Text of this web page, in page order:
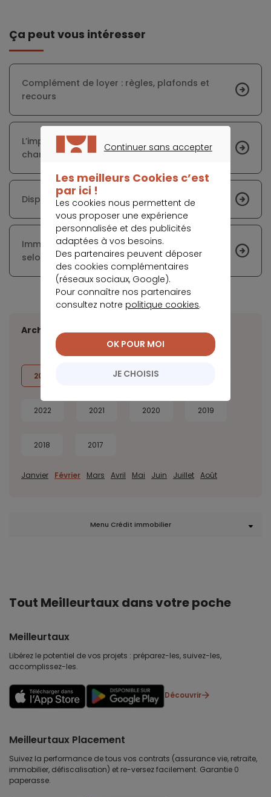
Ça peut vous intéresser
Complément de loyer : règles, plafonds et
recours
L’impact des nouvelles règles sociales sur les
charges des locations meublées
Dispositif Jeanbrun : dates, durée et gain fiscal
Immobilier : acheter avec 100 000 à 300 000 €
selon la ville
Archives
2026 2024
2022 2021 2020 2019
2018 2017
Janvier Février Mars Avril Mai Juin Juillet Août
Menu Crédit immobilier
Tout Meilleurtaux dans votre poche
Meilleurtaux
Libérez le potentiel de vos projets : préparez-les, suivez-les,
accomplissez-les.
Découvrir
Meilleurtaux Placement
Suivez la performance de tous vos contrats (assurance vie, retraite,
immobilier, défiscalisation) et re-versez facilement. Garantie 0
paperasse.
Continuer sans accepter
Les meilleurs Cookies c’est
par ici !
Les cookies nous permettent de
vous proposer une expérience
personnalisée et des publicités
adaptées à vos besoins.
Des partenaires peuvent déposer
des cookies complémentaires
(réseaux sociaux, Google).
Pour connaître nos partenaires
consultez notre politique cookies.
JE CHOISIS
OK POUR MOI